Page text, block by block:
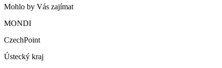
Mohlo by Vás zajímat
MONDI
CzechPoint
Ústecký kraj